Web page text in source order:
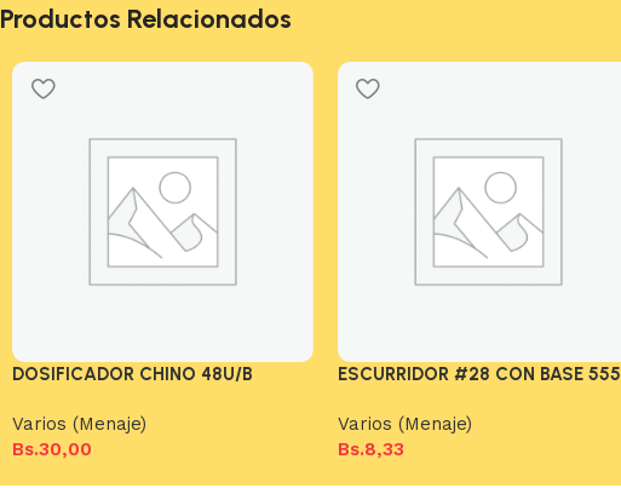
Productos Relacionados
DOSIFICADOR CHINO 48U/B
Varios (Menaje)
Bs.30,00
ESCURRIDOR #28 CON BASE 555
Varios (Menaje)
Bs.8,33